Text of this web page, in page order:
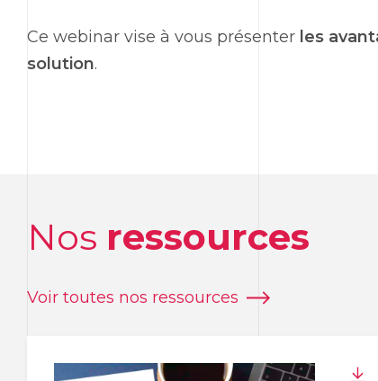
Ce webinar vise à vous présenter les
solution.
Nos ressources
Voir toutes nos ressources